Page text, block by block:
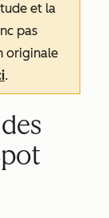
et la
pas
originale
.